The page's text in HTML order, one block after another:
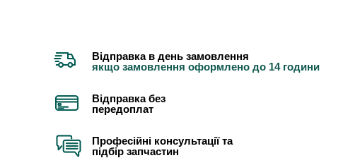
Відправка в день замовлення
якщо замовлення оформлено до 14 години
Відправка без
передоплат
Професійні консультації та
підбір запчастин